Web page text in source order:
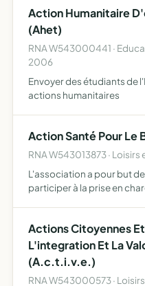
a…
Action Humanitaire
(Ahet)
RNA W543000441 ·
2006
Envoyer des étudiants de
actions humanitaires
Action Santé Pour Le
RNA W543013873 · Loisirs
L'association a pour but
participer à la prise en
Actions Citoyennes
L'integration Et La
(A.c.t.i.v.e.)
RNA W543000573 ·